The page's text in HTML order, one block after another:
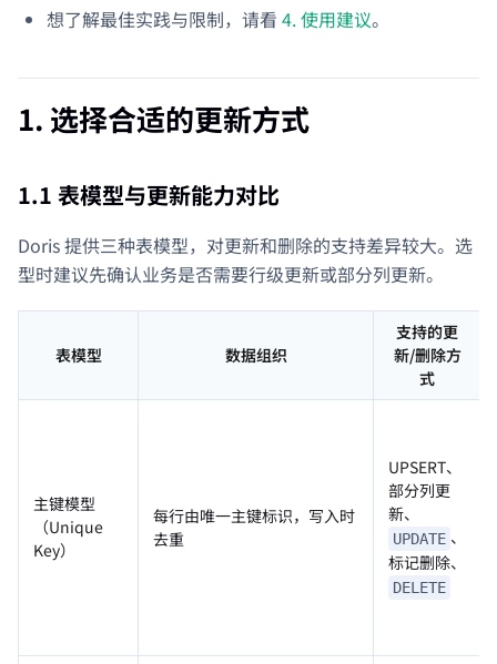
想了解最佳实践与限制，请看 4. 使用建议。
1. 选择合适的更新方式
1.1 表模型与更新能力对比
Doris 提供三种表模型，对更新和删除的支持差异较大。选
型时建议先确认业务是否需要行级更新或部分列更新。
表模型 数据组织
支持的更
新/删除方
式
主键模型
（Unique
Key）
每行由唯一主键标识，写入时
去重
UPSERT、
部分列更
新、
UPDATE 、
标记删除、
DELETE